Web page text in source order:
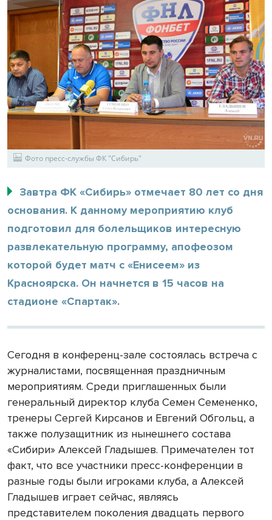
Фото пресс-службы ФК "Сибирь"
Завтра ФК «Сибирь» отмечает 80 лет со дня
основания. К данному мероприятию клуб
подготовил для болельщиков интересную
развлекательную программу, апофеозом
которой будет матч с «Енисеем» из
Красноярска. Он начнется в 15 часов на
стадионе «Спартак».
Сегодня в конференц-зале состоялась встреча с
журналистами, посвященная праздничным
мероприятиям. Среди приглашенных были
генеральный директор клуба Семен Семененко,
тренеры Сергей Кирсанов и Евгений Обгольц, а
также полузащитник из нынешнего состава
«Сибири» Алексей Гладышев. Примечателен тот
факт, что все участники пресс-конференции в
разные годы были игроками клуба, а Алексей
Гладышев играет сейчас, являясь
представителем поколения двадцать первого